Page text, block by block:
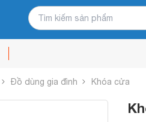
Đồ dùng gia đình Khóa cửa